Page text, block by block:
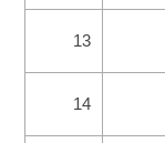
13
14